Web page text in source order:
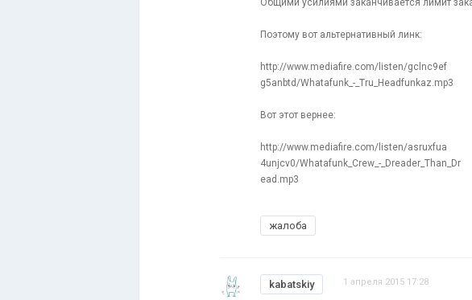
Общими усилиями заканчивается лимит
Поэтому вот альтернативный линк:
http://www.mediafire.com/listen/gclnc9ef
g5anbtd/Whatafunk_-_Tru_Headfunkaz.mp3
Вот этот вернее:
http://www.mediafire.com/listen/asruxfua
4unjcv0/Whatafunk_Crew_-_Dreader_Than_Dr
ead.mp3
жалоба
kabatskiy 1 апреля 2015 17:28